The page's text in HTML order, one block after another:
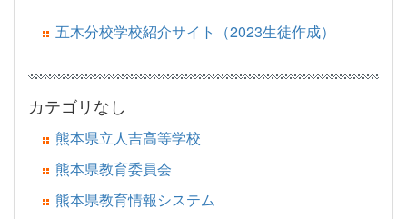
五木分校学校紹介サイト（2023生徒作成）
カテゴリなし
熊本県立人吉高等学校
熊本県教育委員会
熊本県教育情報システム